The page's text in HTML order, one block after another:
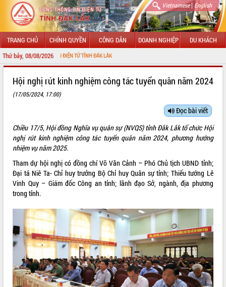
Vietnamese| English
TRANG CHỦ CHÍNH QUYỀN CÔNG DÂN DOANH NGHIỆP DU KHÁCH
Thứ bảy, 08/08/2026
TIN ĐIỆN TỬ TỈNH ĐẮK LẮK
LÃNH ĐẠO UBND TỈNH
SỞ, BAN, NGÀNH
THÔNG TIN CHỈ ĐẠO ĐIỀU HÀNH
HỆ THỐNG VĂN BẢN
VĂN BẢN HĐND TỈNH
ĐIỂM TIN VĂN BẢN
QUY HOẠCH - KẾ HOẠCH
Hội nghị rút kinh nghiệm công tác tuyển quân năm 2024
(17/05/2024, 17:00)
Đọc bài viết
Chiều 17/5, Hội đồng Nghĩa vụ quân sự (NVQS) tỉnh Đắk Lắk tổ chức Hội
nghị rút kinh nghiệm công tác tuyển quân năm 2024, phương hướng
nhiệm vụ năm 2025.
Tham dự hội nghị có đồng chí Võ Văn Cảnh – Phó Chủ tịch UBND tỉnh;
Đại tá Niê Ta- Chỉ huy trưởng Bộ Chỉ huy Quân sự tỉnh; Thiếu tướng Lê
Vinh Quy – Giám đốc Công an tỉnh; lãnh đạo Sở, ngành, địa phương
trong tỉnh.